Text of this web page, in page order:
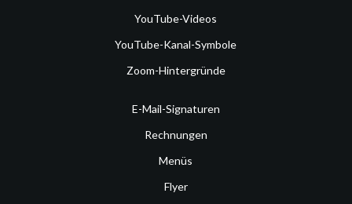
YouTube-Videos
YouTube-Kanal-Symbole
Zoom-Hintergründe
E-Mail-Signaturen
Rechnungen
Menüs
Flyer